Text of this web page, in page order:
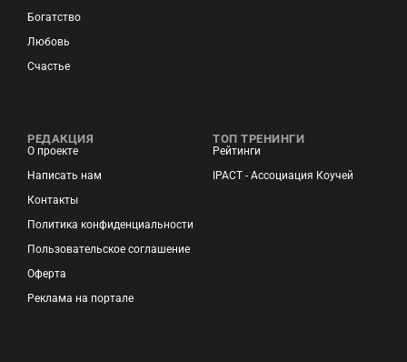
Богатство
Любовь
Счастье
РЕДАКЦИЯ
О проекте
Написать нам
Контакты
Политика конфиденциальности
Пользовательское соглашение
Оферта
Реклама на портале
ТОП ТРЕНИНГИ
Рейтинги
IPACT - Ассоциация Коучей